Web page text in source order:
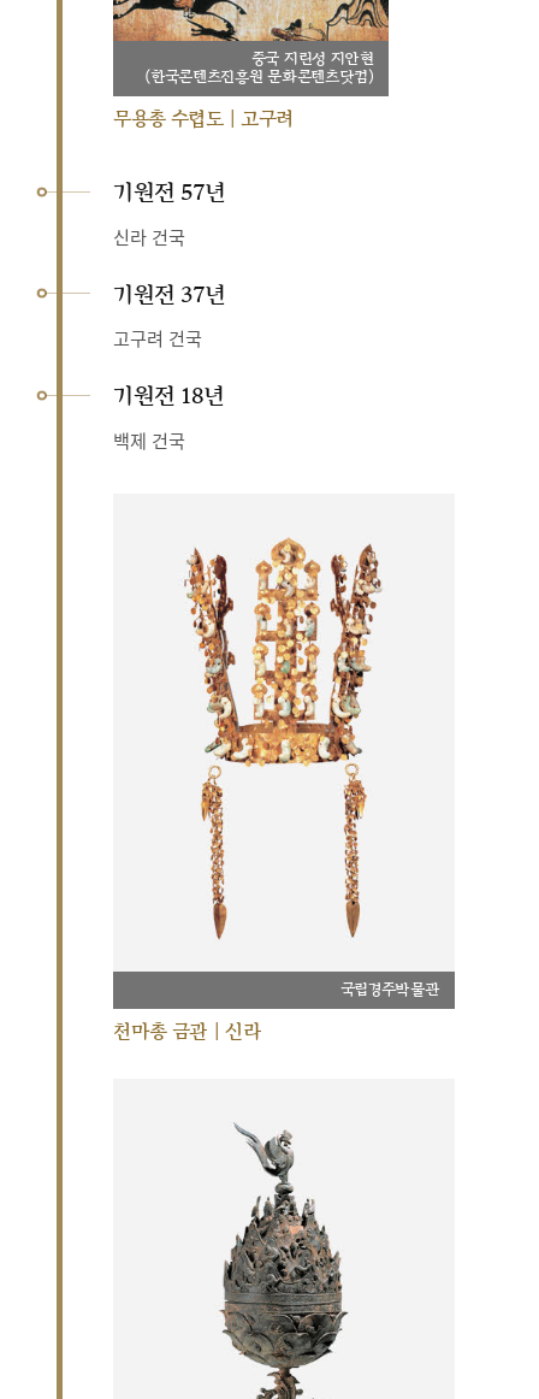
중국 지린성 지안현
(한국콘텐츠진흥원 문화콘텐츠닷컴)
무용총 수렵도 | 고구려
기원전 57년
신라 건국
기원전 37년
고구려 건국
기원전 18년
백제 건국
국립경주박물관
천마총 금관 | 신라